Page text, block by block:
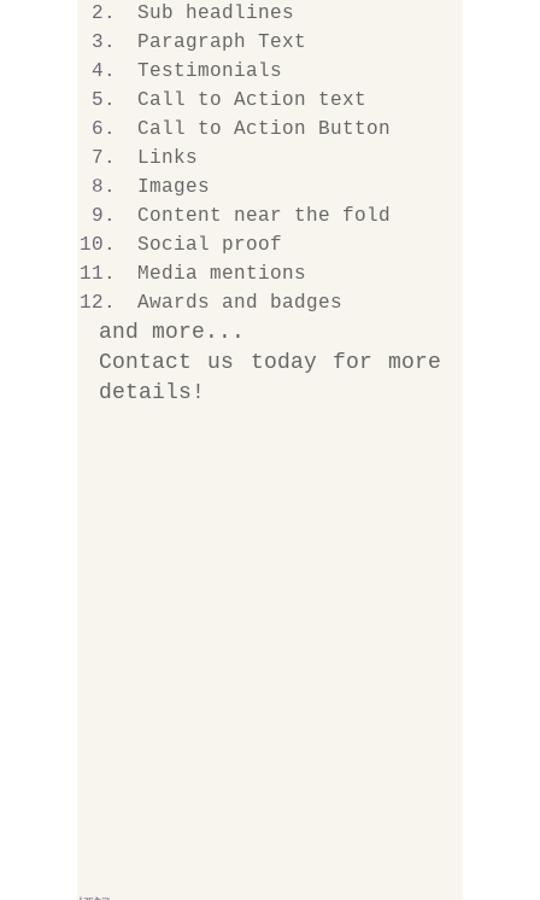
Sub headlines
Paragraph Text
Testimonials
Call to Action text
Call to Action Button
Links
Images
Content near the fold
Social proof
Media mentions
Awards and badges
and more...
Contact us today for more
details!